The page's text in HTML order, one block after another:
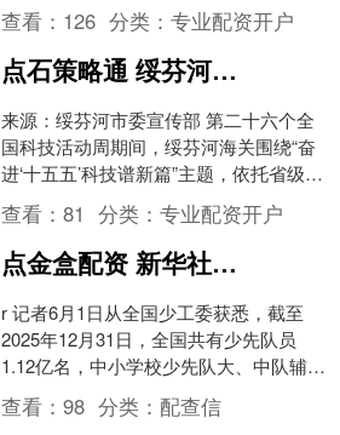
鼎记》中，天地会总舵主陈近南这一人
物深入人心的设定，没....
查看： 126 分类：专业配资开户
点石策略通 绥芬河海关开展全国科技活动周主题科普实践活动
来源：绥芬河市委宣传部 第二十六个全
国科技活动周期间，绥芬河海关围绕“奋
进‘十五五’科技谱新篇”主题，依托省级科
普教育基地绥芬河海关综合技术中心生
物标本馆与市科....
查看：81 分类：专业配资开户
点金盒配资 新华社权威快报丨全国共有少先队员1.12亿名
r 记者6月1日从全国少工委获悉，截至
2025年12月31日，全国共有少先队员
1.12亿名，中小学校少先队大、中队辅导
员298.9万名。中小学校少工委17.2万....
查看：98 分类：配查信